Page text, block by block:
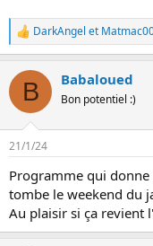
L
e
r
a
n
s
:
DarkAngel et
B Babaloued
Bon potentiel :)
21/1/24
Programme qui
tombe le weekend du
Au plaisir si ça revient